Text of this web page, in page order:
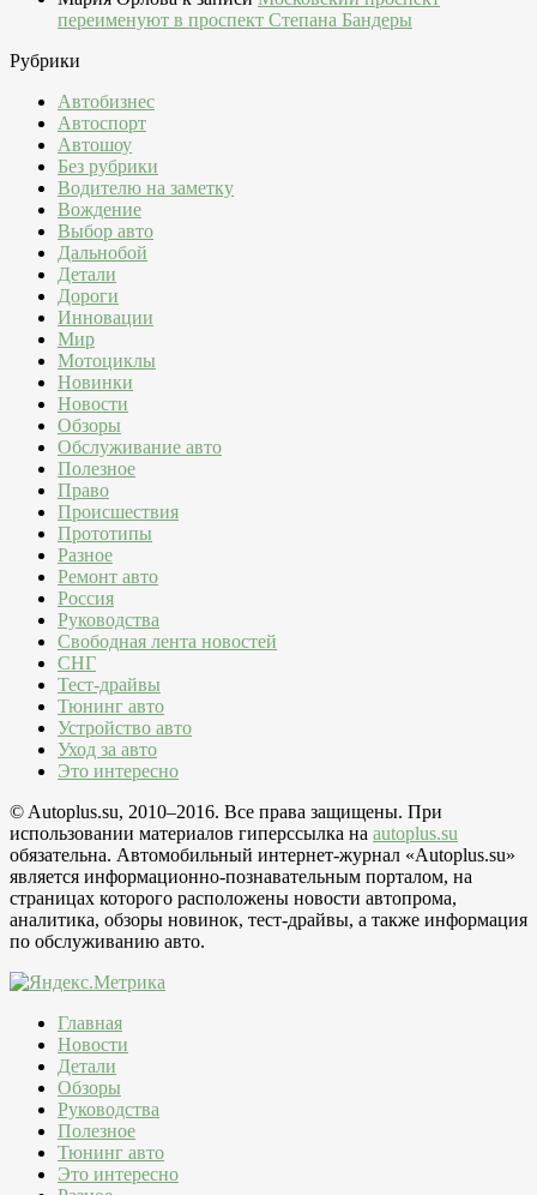
переименуют в проспект Степана Бандеры
Рубрики
Автобизнес
Автоспорт
Автошоу
Без рубрики
Водителю на заметку
Вождение
Выбор авто
Дальнобой
Детали
Дороги
Инновации
Мир
Мотоциклы
Новинки
Новости
Обзоры
Обслуживание авто
Полезное
Право
Происшествия
Прототипы
Разное
Ремонт авто
Россия
Руководства
Свободная лента новостей
СНГ
Тест-драйвы
Тюнинг авто
Устройство авто
Уход за авто
Это интересно
© Autoplus.su, 2010–2016. Все права защищены. При
использовании материалов гиперссылка на autoplus.su
обязательна. Автомобильный интернет-журнал «Autoplus.su»
является информационно-познавательным порталом, на
страницах которого расположены новости автопрома,
аналитика, обзоры новинок, тест-драйвы, а также информация
по обслуживанию авто.
Главная
Новости
Детали
Обзоры
Руководства
Полезное
Тюнинг авто
Это интересно